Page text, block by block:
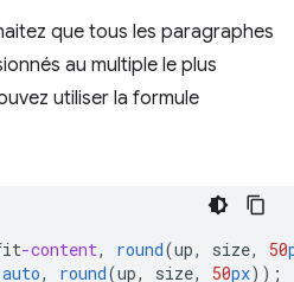
que tous les paragraphes
au multiple le plus
utiliser la formule
-content, round(up, size, 50
auto, round(up, size, 50px));